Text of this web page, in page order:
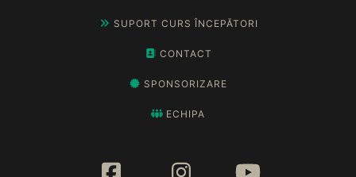
SUPORT CURS ÎNCEPĂTORI
CONTACT
SPONSORIZARE
ECHIPA